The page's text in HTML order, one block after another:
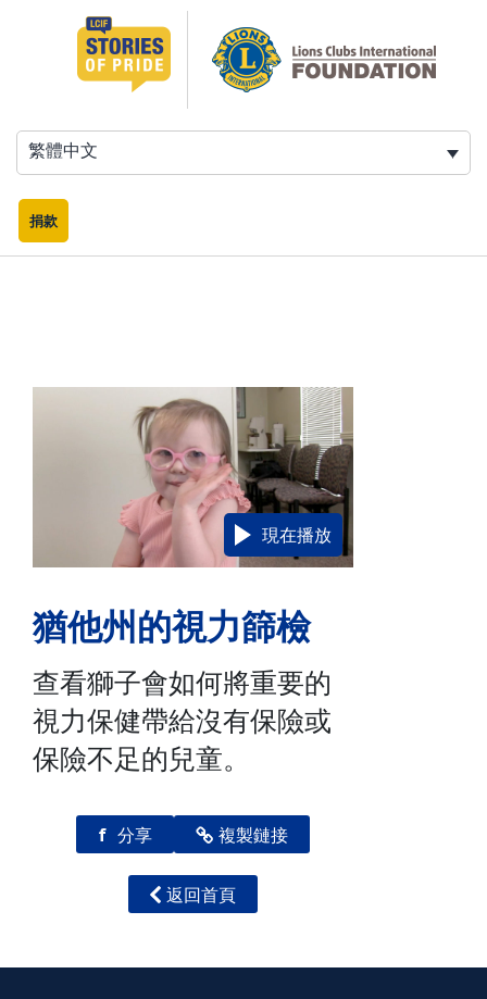
繁體中文
捐款
現在播放
猶他州的視力篩檢
查看獅子會如何將重要的
視力保健帶給沒有保險或
保險不足的兒童。
f 分享 複製鏈接
返回首頁